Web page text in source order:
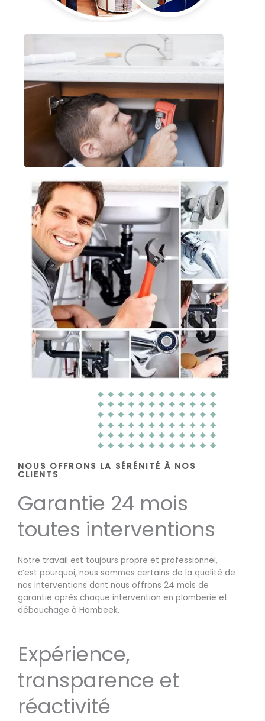
NOUS OFFRONS LA SÉRÉNITÉ À NOS
CLIENTS
Garantie 24 mois
toutes interventions
Notre travail est toujours propre et professionnel,
c’est pourquoi, nous sommes certains de la qualité de
nos interventions dont nous offrons 24 mois de
garantie après chaque intervention en plomberie et
débouchage à Hombeek.
Expérience,
transparence et
réactivité